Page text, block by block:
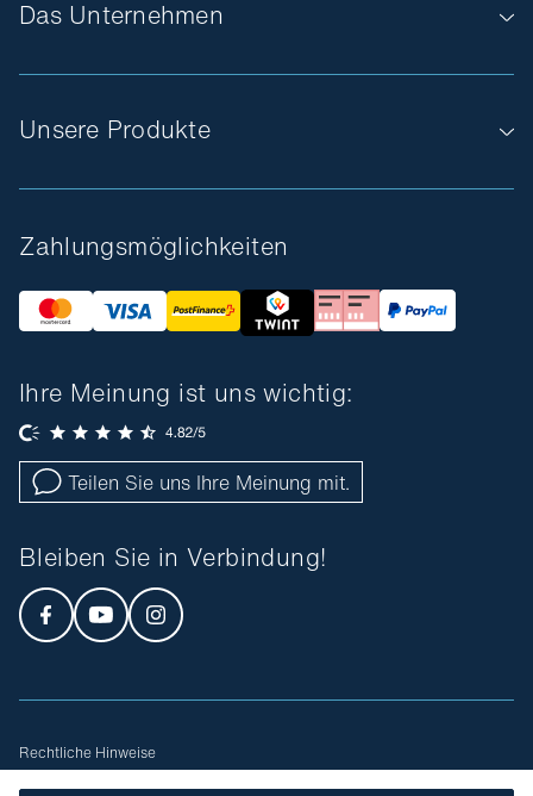
Das Unternehmen
Unsere Produkte
Zahlungsmöglichkeiten
Ihre Meinung ist uns wichtig:
Teilen Sie uns Ihre Meinung mit.
Bleiben Sie in Verbindung!
Rechtliche Hinweise